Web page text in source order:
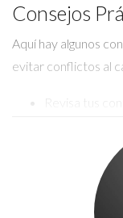
Consejos
Aquí hay algunos
evitar conflictos al
Revisa tus
contrato
Comunica
sobre tu
Haz una lista
tus activos